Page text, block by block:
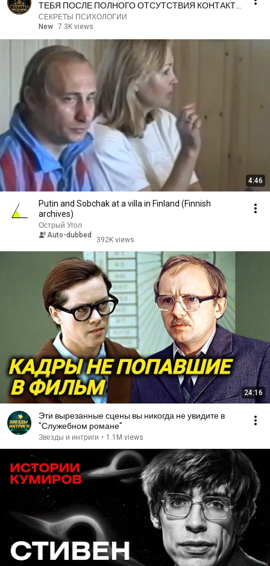
ТЕБЯ ПОСЛЕ ПОЛНОГО ОТСУТСТВИЯ КОНТАКТА
| МИХАИЛ ЛАБКОВСКИЙ
СЕКРЕТЫ ПСИХОЛОГИИ
New 7.3K views
4:46
Putin and Sobchak at a villa in Finland (Finnish
archives)
Острый Угол
Auto-dubbed
392K views
24:16
Эти вырезанные сцены вы никогда не увидите в
"Служебном романе"
Звезды и интриги • 1.1M views